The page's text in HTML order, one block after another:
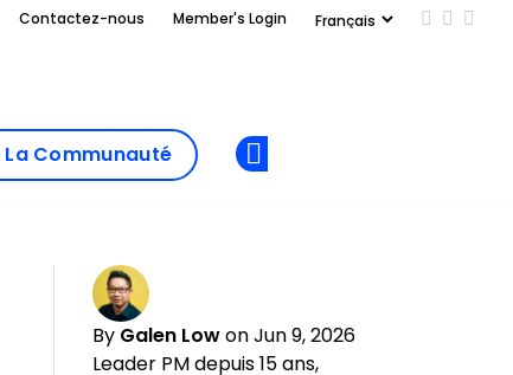
Contactez-nous Member's Login Add us
Follow
La Communauté
By Galen Low on Jun 9, 2026
Leader PM depuis 15 ans,